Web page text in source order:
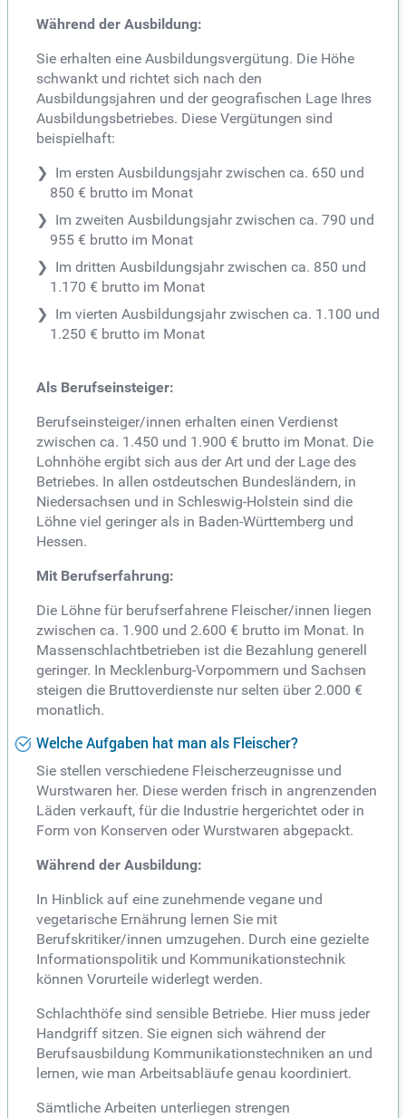
Während der Ausbildung:
Sie erhalten eine Ausbildungsvergütung. Die Höhe
schwankt und richtet sich nach den
Ausbildungsjahren und der geografischen Lage Ihres
Ausbildungsbetriebes. Diese Vergütungen sind
beispielhaft:
Im ersten Ausbildungsjahr zwischen ca. 650 und
850 € brutto im Monat
Im zweiten Ausbildungsjahr zwischen ca. 790 und
955 € brutto im Monat
Im dritten Ausbildungsjahr zwischen ca. 850 und
1.170 € brutto im Monat
Im vierten Ausbildungsjahr zwischen ca. 1.100 und
1.250 € brutto im Monat
Als Berufseinsteiger:
Berufseinsteiger/innen erhalten einen Verdienst
zwischen ca. 1.450 und 1.900 € brutto im Monat. Die
Lohnhöhe ergibt sich aus der Art und der Lage des
Betriebes. In allen ostdeutschen Bundesländern, in
Niedersachsen und in Schleswig-Holstein sind die
Löhne viel geringer als in Baden-Württemberg und
Hessen.
Mit Berufserfahrung:
Die Löhne für berufserfahrene Fleischer/innen liegen
zwischen ca. 1.900 und 2.600 € brutto im Monat. In
Massenschlachtbetrieben ist die Bezahlung generell
geringer. In Mecklenburg-Vorpommern und Sachsen
steigen die Bruttoverdienste nur selten über 2.000 €
monatlich.
Welche Aufgaben hat man als Fleischer?
Sie stellen verschiedene Fleischerzeugnisse und
Wurstwaren her. Diese werden frisch in angrenzenden
Läden verkauft, für die Industrie hergerichtet oder in
Form von Konserven oder Wurstwaren abgepackt.
Während der Ausbildung:
In Hinblick auf eine zunehmende vegane und
vegetarische Ernährung lernen Sie mit
Berufskritiker/innen umzugehen. Durch eine gezielte
Informationspolitik und Kommunikationstechnik
können Vorurteile widerlegt werden.
Schlachthöfe sind sensible Betriebe. Hier muss jeder
Handgriff sitzen. Sie eignen sich während der
Berufsausbildung Kommunikationstechniken an und
lernen, wie man Arbeitsabläufe genau koordiniert.
Sämtliche Arbeiten unterliegen strengen